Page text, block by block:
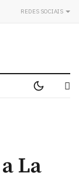
REDES SOCIAIS
La